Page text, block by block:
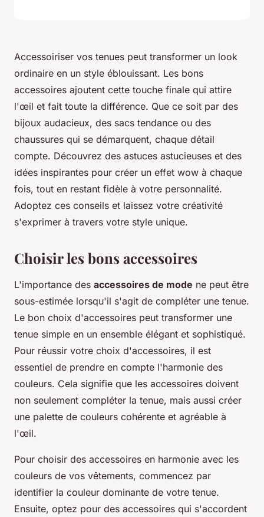
Accessoiriser vos tenues peut transformer un look
ordinaire en un style éblouissant. Les bons
accessoires ajoutent cette touche finale qui attire
l'œil et fait toute la différence. Que ce soit par des
bijoux audacieux, des sacs tendance ou des
chaussures qui se démarquent, chaque détail
compte. Découvrez des astuces astucieuses et des
idées inspirantes pour créer un effet wow à chaque
fois, tout en restant fidèle à votre personnalité.
Adoptez ces conseils et laissez votre créativité
s'exprimer à travers votre style unique.
Choisir les bons accessoires
L'importance des accessoires de mode ne peut être
sous-estimée lorsqu'il s'agit de compléter une tenue.
Le bon choix d'accessoires peut transformer une
tenue simple en un ensemble élégant et sophistiqué.
Pour réussir votre choix d'accessoires, il est
essentiel de prendre en compte l'harmonie des
couleurs. Cela signifie que les accessoires doivent
non seulement compléter la tenue, mais aussi créer
une palette de couleurs cohérente et agréable à
l'œil.
Pour choisir des accessoires en harmonie avec les
couleurs de vos vêtements, commencez par
identifier la couleur dominante de votre tenue.
Ensuite, optez pour des accessoires qui s'accordent